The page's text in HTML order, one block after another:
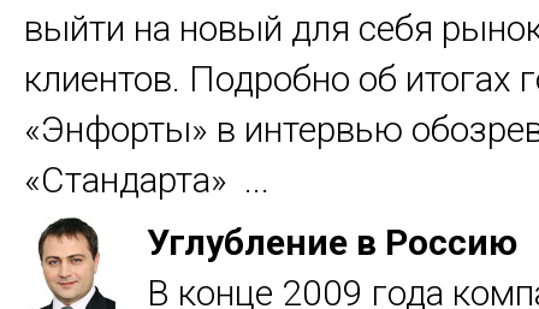
выйти на новый для себя
клиентов. Подробно об итогах
«Энфорты» в интервью
«Стандарта» ...
Углубление в Россию
В конце 2009 года